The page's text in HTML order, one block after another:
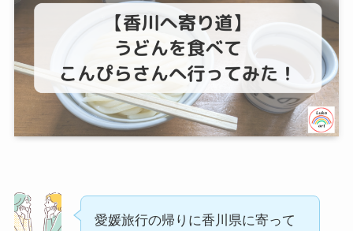
愛媛旅行の帰りに香川県に寄って